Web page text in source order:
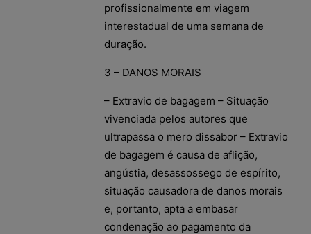
profissionalmente em viagem
interestadual de uma semana de
duração.
3 – DANOS MORAIS
– Extravio de bagagem – Situação
vivenciada pelos autores que
ultrapassa o mero dissabor – Extravio
de bagagem é causa de aflição,
angústia, desassossego de espírito,
situação causadora de danos morais
e, portanto, apta a embasar
condenação ao pagamento da